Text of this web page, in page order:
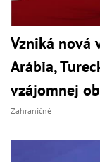
Vzniká nová
Arábia,
vzájomnej
Zahraničné